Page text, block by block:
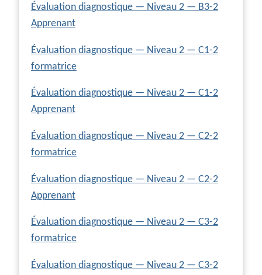
Évaluation diagnostique — Niveau 2 — B3-2
Apprenant
Évaluation diagnostique — Niveau 2 — C1-2
formatrice
Évaluation diagnostique — Niveau 2 — C1-2
Apprenant
Évaluation diagnostique — Niveau 2 — C2-2
formatrice
Évaluation diagnostique — Niveau 2 — C2-2
Apprenant
Évaluation diagnostique — Niveau 2 — C3-2
formatrice
Évaluation diagnostique — Niveau 2 — C3-2